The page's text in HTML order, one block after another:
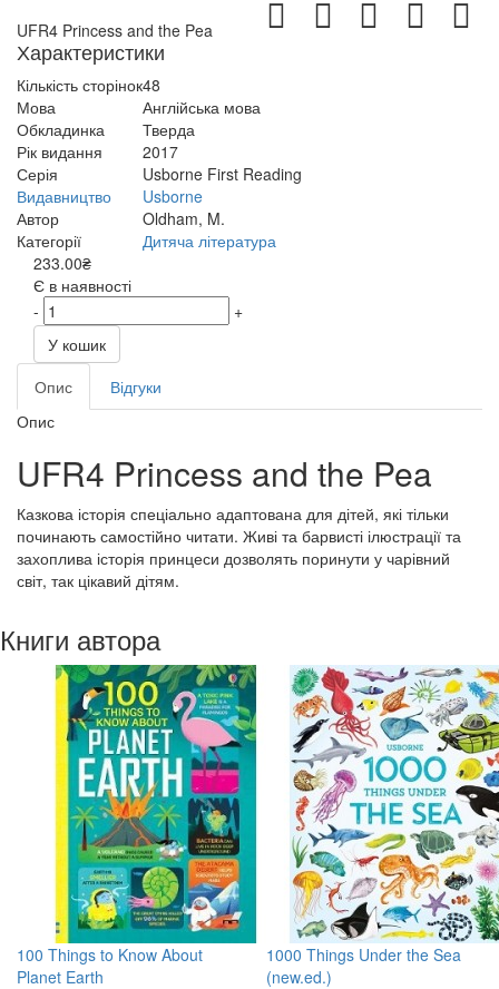
UFR4 Princess and the Pea
Характеристики
Кількість сторінок48
Мова
Англійська мова
Обкладинка
Тверда
Рік видання
2017
Серія
Usborne First Reading
Видавництво
Usborne
Автор
Oldham, M.
Категорії
Дитяча література
233.00₴
Є в наявності
-
+
У кошик
Опис
Відгуки
Опис
UFR4 Princess and the Pea
Казкова історія спеціально адаптована для дітей, які тільки
починають самостійно читати. Живі та барвисті ілюстрації та
захоплива історія принцеси дозволять поринути у чарівний
світ, так цікавий дітям.
Книги автора
100 Things to Know About
Planet Earth
1000 Things Under the Sea
(new.ed.)